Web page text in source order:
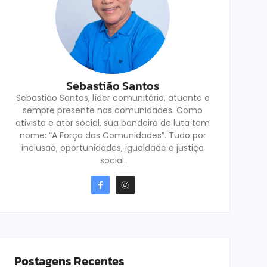
Sebastião Santos
Sebastião Santos, líder comunitário, atuante e
sempre presente nas comunidades. Como
ativista e ator social, sua bandeira de luta tem
nome: “A Força das Comunidades”. Tudo por
inclusão, oportunidades, igualdade e justiça
social.
Postagens Recentes